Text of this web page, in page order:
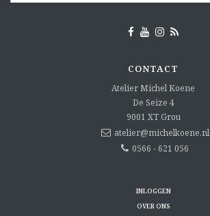
CONTACT
Atelier Michel Koene
De Seize 4
9001 XT Grou
atelier@michelkoene.nl
0566 - 621 056
INLOGGEN
OVER ONS